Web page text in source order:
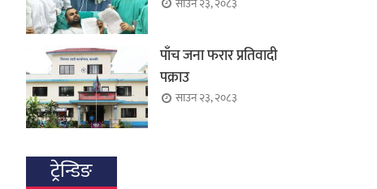
पाँच जना फरार प्रतिवादी
पक्राउ
साउन २३, २०८३
ट्रेन्डिङ